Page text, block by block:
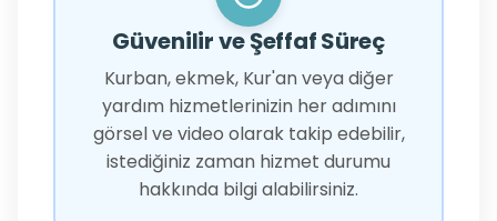
Güvenilir ve Şeffaf Süreç
Kurban, ekmek, Kur'an veya diğer
yardım hizmetlerinizin her adımını
görsel ve video olarak takip edebilir,
istediğiniz zaman hizmet durumu
hakkında bilgi alabilirsiniz.